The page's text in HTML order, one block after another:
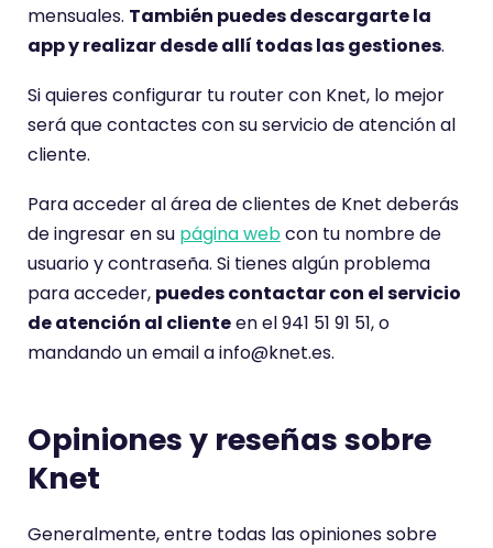
mensuales. También puedes descargarte la
app y realizar desde allí todas las gestiones.
Si quieres configurar tu router con Knet, lo mejor
será que contactes con su servicio de atención al
cliente.
Para acceder al área de clientes de Knet deberás
de ingresar en su página webcon tu nombre de
usuario y contraseña. Si tienes algún problema
para acceder, puedes contactar con el servicio
de atención al clienteen el 941 51 91 51, o
mandando un email a info@knet.es.
Opiniones y reseñas sobre
Knet
Generalmente, entre todas las opiniones sobre